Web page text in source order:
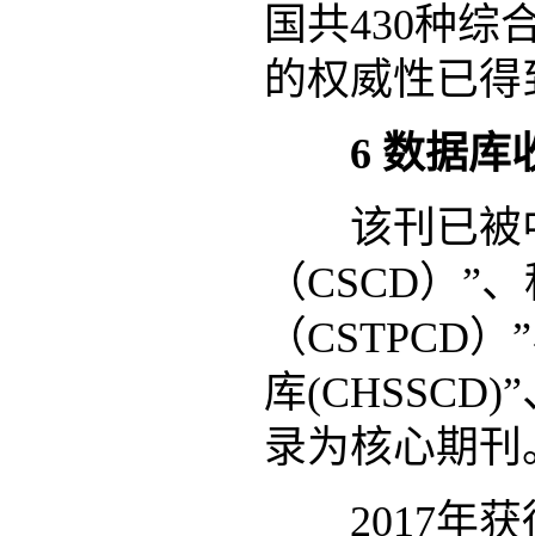
国共430种综
的权威性已
6 数据库
该刊已被中
（CSCD）”
（CSTPCD）
库(CHSSCD)”
录为核心期刊
2017年获